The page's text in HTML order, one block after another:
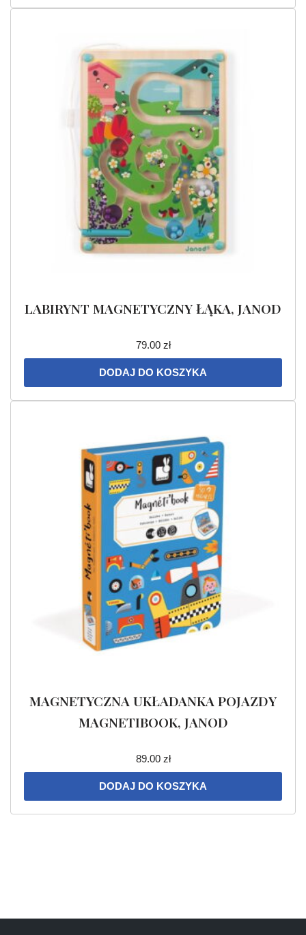
LABIRYNT MAGNETYCZNY ŁĄKA, JANOD
79.00 zł
DODAJ DO KOSZYKA
MAGNETYCZNA UKŁADANKA POJAZDY
MAGNETIBOOK, JANOD
89.00 zł
DODAJ DO KOSZYKA